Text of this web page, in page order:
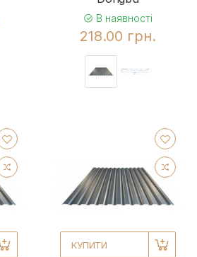
В наявності
218.00 грн.
КУПИТИ